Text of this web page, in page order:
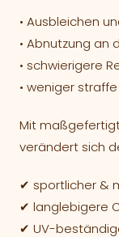
• Ausbleichen
• Abnutzung an
• schwierigere
• weniger
Mit
verändert sich
✔ sportlicher &
✔ langlebigere
✔ UV-